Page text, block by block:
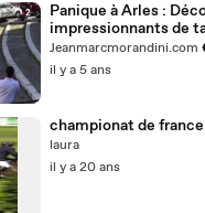
Panique à Arles : Découvrez les images
impressionnants de
s'échappent des
blessée
Jeanmarcmorandini.com
il y a 5 ans
championat de france
laura
il y a 20 ans